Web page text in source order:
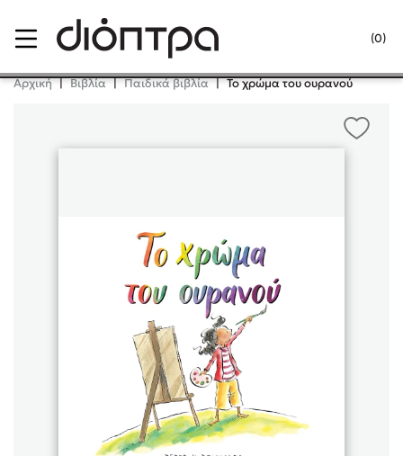
(0)
Κλείσιμο
Δημοφιλή Βιβλία
Χάρης Πολίτης
Καθρέφτης
Αρχική | Βιβλία | Παιδικά βιβλία | Το χρώμα του ουρανού